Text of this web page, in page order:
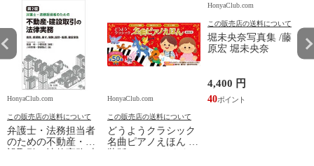
HonyaClub.com
この販売店の送料について
弁護士・法務担当者
のための不動産・建
HonyaClub.com
この販売店の送料について
どうようクラシック
名曲ピアノえほん 新
HonyaClub.com
この販売店の送料について
堀未央奈写真集 /藤
原宏 堀未央奈
4,400 円
40